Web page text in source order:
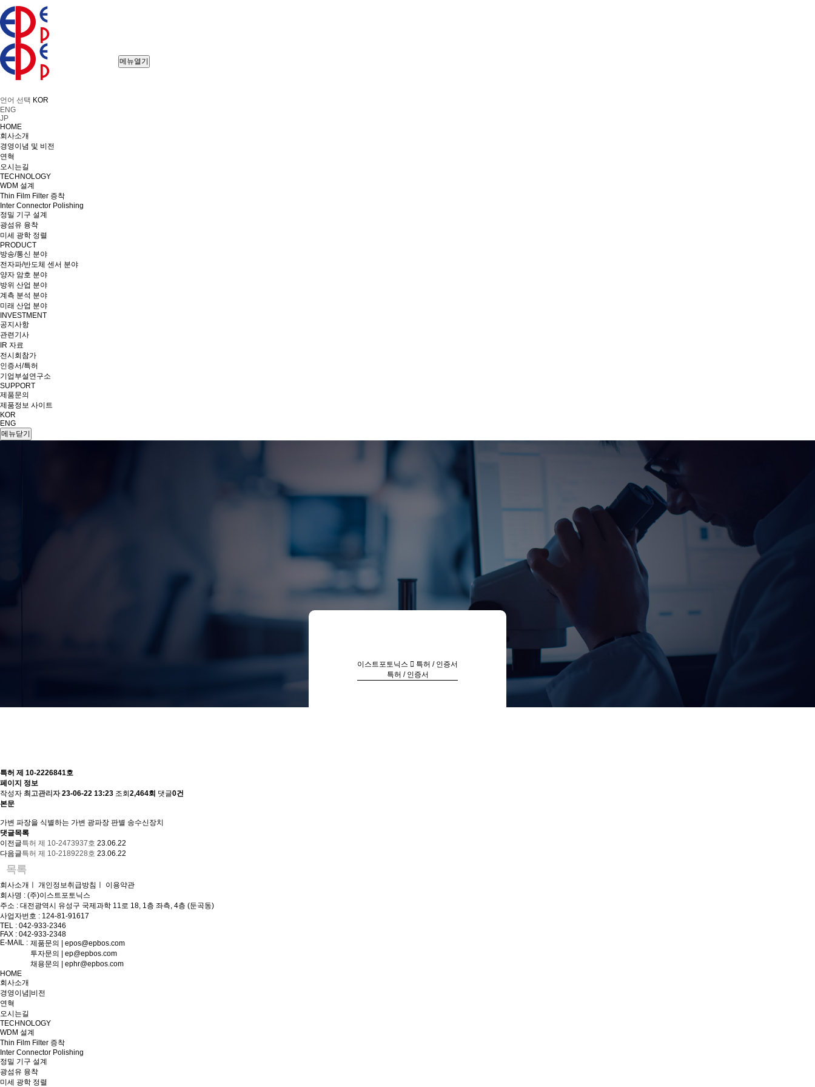
메뉴열기
언어 선택 KOR
ENG
JP
HOME
회사소개
경영이념 및 비전
연혁
오시는길
TECHNOLOGY
WDM 설계
Thin Film Filter 증착
Inter Connector Polishing
정밀 기구 설계
광섬유 융착
미세 광학 정렬
PRODUCT
방송/통신 분야
전자파/반도체 센서 분야
양자 암호 분야
방위 산업 분야
계측 분석 분야
미래 산업 분야
INVESTMENT
공지사항
관련기사
IR 자료
전시회참가
인증서/특허
기업부설연구소
SUPPORT
제품문의
제품정보 사이트
KOR
ENG
메뉴닫기
이스트포토닉스
특허 / 인증서
특허 / 인증서
특허 제 10-2226841호
페이지 정보
작성자 최고관리자 23-06-22 13:23 조회 2,464회 댓글0건
본문
가변 파장을 식별하는 가변 광파장 판별 송수신장치
댓글목록
이전글특허 제 10-2473937호 23.06.22
다음글특허 제 10-2189228호 23.06.22
목록
회사소개 개인정보취급방침
이용약관
회사명 : (주)이스트포토닉스
주소 : 대전광역시 유성구 국제과학 11로 18, 1층 좌측, 4층 (둔곡동)
사업자번호 : 124-81-91617
TEL : 042-933-2346
FAX : 042-933-2348
E-MAIL : 제품문의 | epos@epbos.com
투자문의 | ep@epbos.com
채용문의 | ephr@epbos.com
HOME
회사소개
경영이념|비전
연혁
오시는길
TECHNOLOGY
WDM 설계
Thin Film Filter 증착
Inter Connector Polishing
정밀 기구 설계
광섬유 융착
미세 광학 정렬